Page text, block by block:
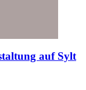
auf Sylt